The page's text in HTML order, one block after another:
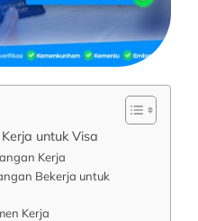
untuk Visa
Kerja
Bekerja untuk
Kerja